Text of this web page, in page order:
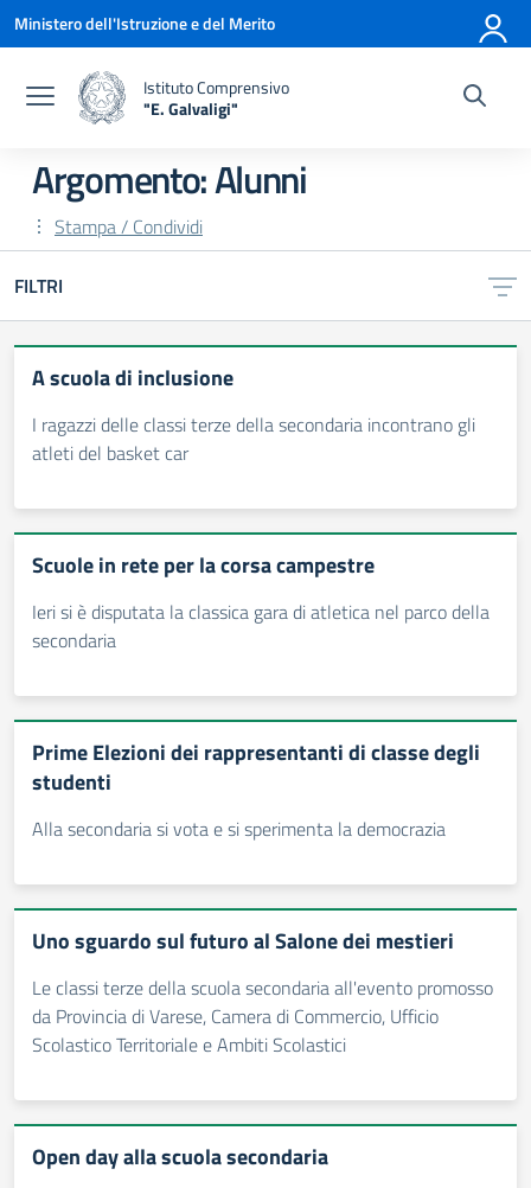
Vai ai contenuti
Vai al menu di navigazione
Vai al footer
Ministero dell'Istruzione e del Merito
Istituto Comprensivo
"E. Galvaligi"
— Visita la pagina iniziale della scuola
Argomento: Alunni
Stampa / Condividi
FILTRI
A scuola di inclusione
I ragazzi delle classi terze della secondaria incontrano gli
atleti del basket car
Scuole in rete per la corsa campestre
Ieri si è disputata la classica gara di atletica nel parco della
secondaria
Prime Elezioni dei rappresentanti di classe degli
studenti
Alla secondaria si vota e si sperimenta la democrazia
Uno sguardo sul futuro al Salone dei mestieri
Le classi terze della scuola secondaria all'evento promosso
da Provincia di Varese, Camera di Commercio, Ufficio
Scolastico Territoriale e Ambiti Scolastici
Open day alla scuola secondaria